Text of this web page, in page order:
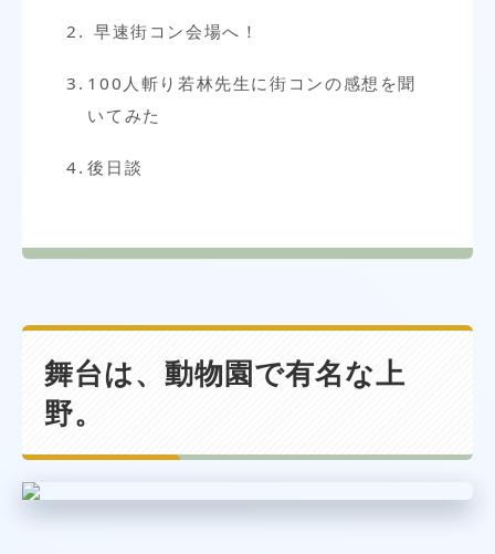
早速街コン会場へ！
100人斬り若林先生に街コンの感想を聞
いてみた
後日談
舞台は、動物園で有名な上
野。